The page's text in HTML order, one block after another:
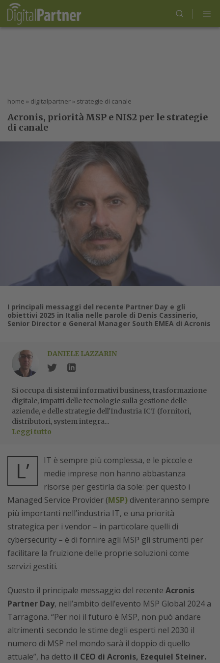
home » digitalpartner» strategie di canale
Acronis, priorità MSP e NIS2 per le strategie
di canale
I principali messaggi del recente Partner Day e gli
obiettivi 2025 in Italia nelle parole di Denis Cassinerio,
Senior Director e General Manager South EMEA di Acronis
DANIELE LAZZARIN
Si occupa di sistemi informativi business, trasformazione
digitale, impatti delle tecnologie sulla gestione delle
aziende, e delle strategie dell'Industria ICT (fornitori,
distributori, system integra...
Leggi tutto
L’
IT è sempre più complessa, e le piccole e
medie imprese non hanno abbastanza
risorse per gestirla da sole: per questo i
Managed Service Provider (MSP) diventeranno sempre
più importanti nell’industria IT, e una priorità
strategica per i vendor – in particolare quelli di
cybersecurity – è di fornire agli MSP gli strumenti per
facilitare la fruizione delle proprie soluzioni come
servizi gestiti.
Questo il principale messaggio del recente Acronis
Partner Day, nell’ambito dell’evento MSP Global 2024 a
Tarragona. “Per noi il futuro è MSP, non può andare
altrimenti: secondo le stime degli esperti nel 2030 il
numero di MSP nel mondo sarà il doppio di quello
attuale”, ha detto il CEO di Acronis, Ezequiel Steiner.